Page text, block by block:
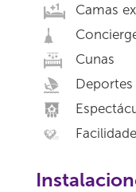
Camas
Cunas